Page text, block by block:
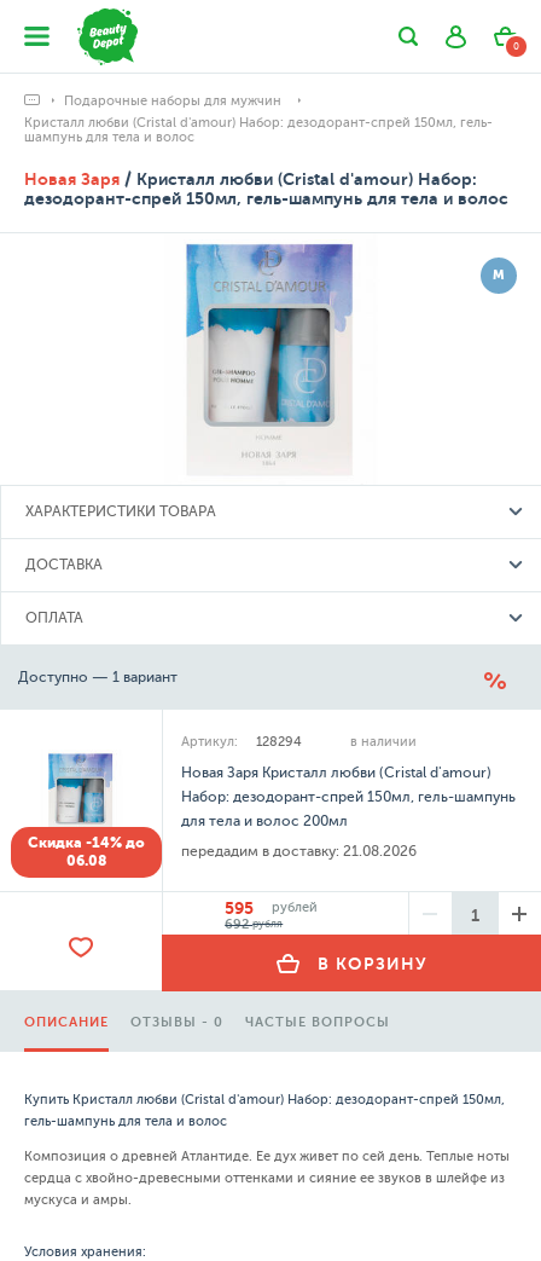
0
Подарочные наборы для мужчин
Кристалл любви (Cristal d'amour) Набор: дезодорант-спрей 150мл, гель-
шампунь для тела и волос
Новая Заря / Кристалл любви (Cristal d'amour) Набор:
дезодорант-спрей 150мл, гель-шампунь для тела и волос
М
ХАРАКТЕРИСТИКИ ТОВАРА
ДОСТАВКА
ОПЛАТА
Доступно — 1 вариант
Скидка -14% до
06.08
Артикул: 128294 в наличии
Новая Заря Кристалл любви (Cristal d'amour)
Набор: дезодорант-спрей 150мл, гель-шампунь
для тела и волос 200мл
передадим в доставку: 21.08.2026
595
рублей
692рубля
В КОРЗИНУ
ОПИСАНИЕ ОТЗЫВЫ - 0 ЧАСТЫЕ ВОПРОСЫ
Купить Кристалл любви (Cristal d'amour) Набор: дезодорант-спрей 150мл,
гель-шампунь для тела и волос
Композиция о древней Атлантиде. Ее дух живет по сей день. Теплые ноты
сердца с хвойно-древесными оттенками и сияние ее звуков в шлейфе из
мускуса и амры.
Условия хранения: